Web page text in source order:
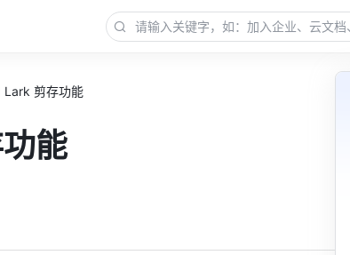
Lark 剪存功能
能